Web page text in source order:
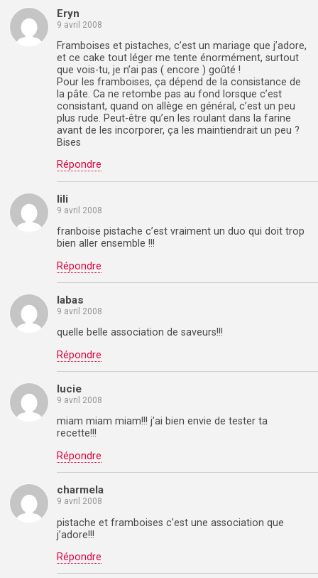
Eryn
9 avril 2008
Framboises et pistaches, c’est un mariage que j’adore,
et ce cake tout léger me tente énormément, surtout
que vois-tu, je n’ai pas ( encore ) goûté !
Pour les framboises, ça dépend de la consistance de
la pâte. Ca ne retombe pas au fond lorsque c’est
consistant, quand on allège en général, c’est un peu
plus rude. Peut-être qu’en les roulant dans la farine
avant de les incorporer, ça les maintiendrait un peu ?
Bises
Répondre
lili
9 avril 2008
franboise pistache c’est vraiment un duo qui doit trop
bien aller ensemble !!!
Répondre
labas
9 avril 2008
quelle belle association de saveurs!!!
Répondre
lucie
9 avril 2008
miam miam miam!!! j’ai bien envie de tester ta
recette!!!
Répondre
charmela
9 avril 2008
pistache et framboises c’est une association que
j’adore!!!
Répondre